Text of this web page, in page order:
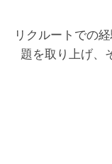
リクルートでの
題を取り上げ、